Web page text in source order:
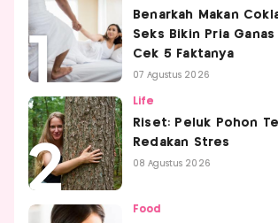
Benarkah Makan
Seks Bikin Pria Ganas
Cek 5 Faktanya
07 Agustus 2026
Life
Riset: Peluk Pohon
Redakan Stres
08 Agustus 2026
Food